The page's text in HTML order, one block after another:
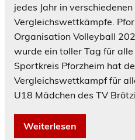
jedes Jahr in
Vergleichswettkämpfe.
Organisation Volleyball
wurde ein toller Tag für
Sportkreis Pforzheim hat
Vergleichswettkampf für
U18 Mädchen des TV
Weiterlesen